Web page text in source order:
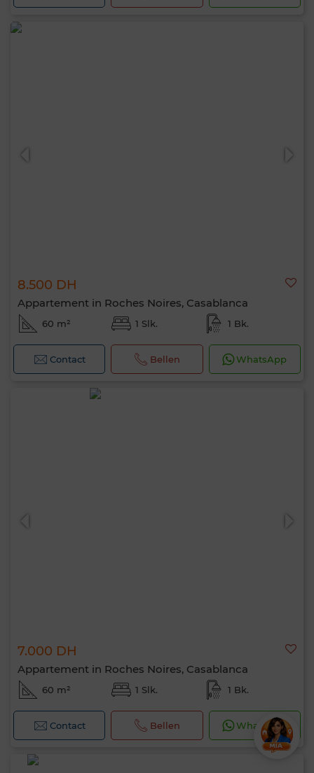
8.500 DH
Appartement in Roches Noires, Casablanca
60 m² 1 Slk. 1 Bk.
Contact Bellen WhatsApp
7.000 DH
Appartement in Roches Noires, Casablanca
60 m² 1 Slk. 1 Bk.
Contact Bellen WhatsApp
0 / 500